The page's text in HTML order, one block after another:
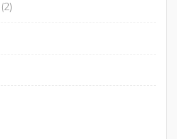
(2)